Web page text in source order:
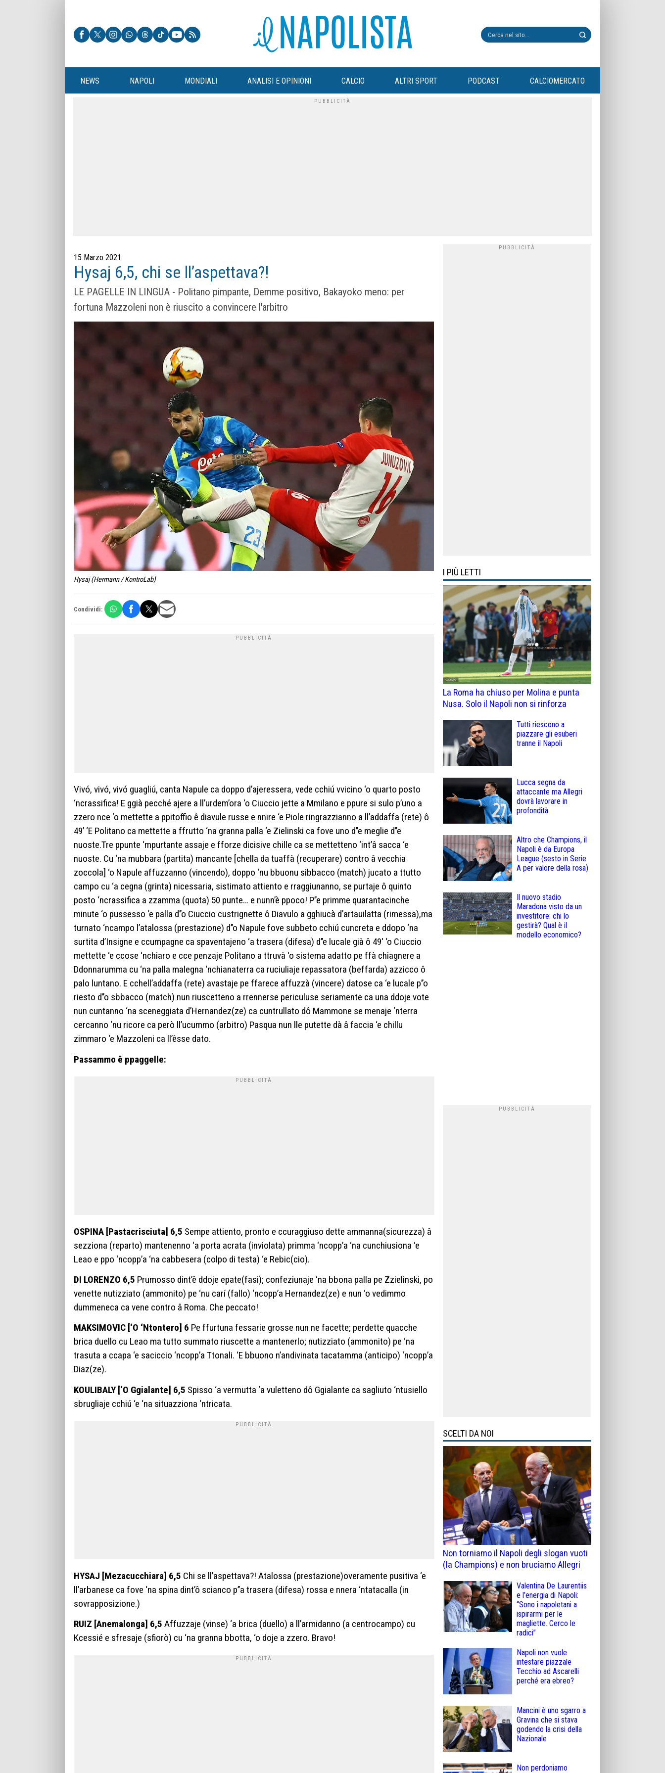
NEWS NAPOLI MONDIALI ANALISI E OPINIONI CALCIO ALTRI SPORT PODCAST CALCIOMERCATO
15 Marzo 2021
Hysaj 6,5, chi se ll’aspettava?!
LE PAGELLE IN LINGUA - Politano pimpante, Demme positivo, Bakayoko meno: per
fortuna Mazzoleni non è riuscito a convincere l'arbitro
Hysaj (Hermann / KontroLab)
Condividi:
Vivó, vivó, vivó guagliú, canta Napule ca doppo d’ajeressera, vede cchiú vvicino ‘o quarto posto
‘ncrassifica! E ggià pecché ajere a ll’urdem’ora ‘o Ciuccio jette a Mmilano e ppure si sulo p’uno a
zzero nce ‘o mettette a ppitoffio ê diavule russe e nnire ‘e Piole ringrazzianno a ll’addaffa (rete) ô
49’ ‘E Politano ca mettette a ffrutto ‘na granna palla ‘e Zielinski ca fove uno d’’e meglie d’’e
nuoste.Tre ppunte ‘mpurtante assaje e fforze dicisive chille ca se mettetteno ‘int’â sacca ‘e
nuoste. Cu ‘na mubbara (partita) mancante [chella da tuaffà (recuperare) contro â vecchia
zoccola] ‘o Napule affuzzanno (vincendo), doppo ‘nu bbuonu sibbacco (match) jucato a ttutto
campo cu ‘a cegna (grinta) nicessaria, sistimato attiento e rraggiunanno, se purtaje ô quinto
posto ‘ncrassifica a zzamma (quota) 50 punte… e nunn’è ppoco! P’’e primme quarantacinche
minute ‘o pussesso ‘e palla d’’o Ciuccio custrignette ô Diavulo a gghiucà d’artauilatta (rimessa),ma
turnato ‘ncampo l’atalossa (prestazione) d’’o Napule fove subbeto cchiú cuncreta e ddopo ‘na
surtita d’Insigne e ccumpagne ca spaventajeno ‘a trasera (difesa) d’’e lucale già ô 49′ ‘o Ciuccio
mettette ‘e ccose ‘nchiaro e cce penzaje Politano a ttruvà ‘o sistema adatto pe ffà chiagnere a
Ddonnarumma cu ‘na palla malegna ‘nchianaterra ca ruciuliaje repassatora (beffarda) azzicco ô
palo luntano. E cchell’addaffa (rete) avastaje pe ffarece affuzzà (vincere) datose ca ‘e lucale p’’o
riesto d’’o sbbacco (match) nun riuscetteno a rrennerse periculuse seriamente ca una ddoje vote
nun cuntanno ‘na sceneggiata d’Hernandez(ze) ca cuntrullato dô Mammone se menaje ‘nterra
cercanno ‘nu ricore ca però ll’ucummo (arbitro) Pasqua nun lle putette dà â faccia ‘e chillu
zimmaro ‘e Mazzoleni ca ll’êsse dato.
Passammo ê ppaggelle:
OSPINA [Pastacrisciuta] 6,5 Sempe attiento, pronto e ccuraggiuso dette ammanna(sicurezza) â
sezziona (reparto) mantenenno ‘a porta acrata (inviolata) primma ‘ncopp’a ‘na cunchiusiona ‘e
Leao e ppo ‘ncopp’a ‘na cabbesera (colpo di testa) ‘e Rebic(cio).
DI LORENZO 6,5 Prumosso dint’ê ddoje epate(fasi); confeziunaje ‘na bbona palla pe Zzielinski, po
venette nutizziato (ammonito) pe ‘nu carí (fallo) ‘ncopp’a Hernandez(ze) e nun ‘o vedimmo
dummeneca ca vene contro â Roma. Che peccato!
MAKSIMOVIC [‘O ‘Ntontero] 6 Pe ffurtuna fessarie grosse nun ne facette; perdette quacche
brica duello cu Leao ma tutto summato riuscette a mantenerlo; nutizziato (ammonito) pe ‘na
trasuta a ccapa ‘e saciccio ‘ncopp’a Ttonali. ‘E bbuono n’andivinata tacatamma (anticipo) ‘ncopp’a
Diaz(ze).
KOULIBALY [‘O Ggialante] 6,5 Spisso ‘a vermutta ‘a vuletteno dô Ggialante ca sagliuto ‘ntusiello
sbrugliaje cchiú ‘e ‘na situazziona ‘ntricata.
HYSAJ [Mezacucchiara] 6,5 Chi se ll’aspettava?! Atalossa (prestazione)overamente pusitiva ‘e
ll’arbanese ca fove ‘na spina dint’ô scianco p’’a trasera (difesa) rossa e nnera ‘ntatacalla (in
sovrapposizione.)
RUIZ [Anemalonga] 6,5 Affuzzaje (vinse) ‘a brica (duello) a ll’armidanno (a centrocampo) cu
Kcessié e sfresaje (sfiorò) cu ‘na granna bbotta, ‘o doje a zzero. Bravo!
I PIÙ LETTI
La Roma ha chiuso per Molina e punta
Nusa. Solo il Napoli non si rinforza
Tutti riescono a
piazzare gli esuberi
tranne il Napoli
Lucca segna da
attaccante ma Allegri
dovrà lavorare in
profondità
Altro che Champions, il
Napoli è da Europa
League (sesto in Serie
A per valore della rosa)
Il nuovo stadio
Maradona visto da un
investitore: chi lo
gestirà? Qual è il
modello economico?
SCELTI DA NOI
Non torniamo il Napoli degli slogan vuoti
(la Champions) e non bruciamo Allegri
Valentina De Laurentiis
e l’energia di Napoli:
“Sono i napoletani a
ispirarmi per le
magliette. Cerco le
radici”
Napoli non vuole
intestare piazzale
Tecchio ad Ascarelli
perché era ebreo?
Mancini è uno sgarro a
Gravina che si stava
godendo la crisi della
Nazionale
Non perdoniamo